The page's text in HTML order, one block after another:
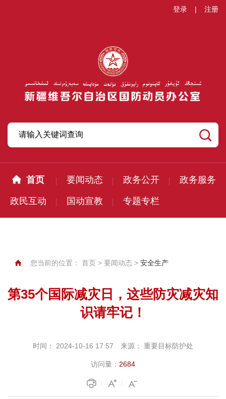
登录 | 注册
首页 要闻动态 政务公开 政务服务
政民互动 国动宣教 专题专栏
您当前的位置： 首页 > 要闻动态 > 安全生产
第35个国际减灾日，这些防灾减灾知
识请牢记！
时间： 2024-10-16 17:57 来源： 重要目标防护处
访问量： 2684